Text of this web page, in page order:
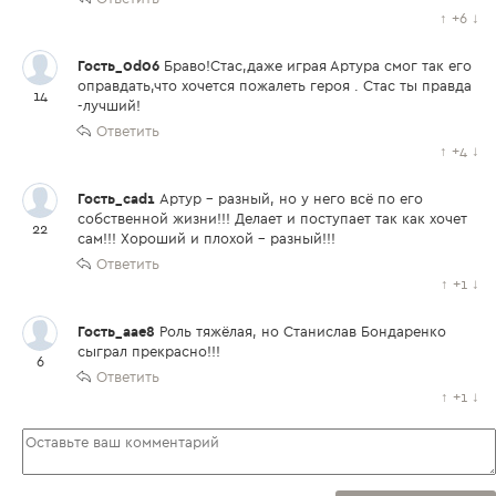
↑ +6 ↓
14
Гость_0d06 Браво!Стас,даже играя Артура смог так его
оправдать,что хочется пожалеть героя . Стас ты правда
-лучший!
Ответить
↑ +4 ↓
22
Гость_cad1 Артур - разный, но у него всё по его
собственной жизни!!! Делает и поступает так как хочет
сам!!! Хороший и плохой - разный!!!
Ответить
↑ +1 ↓
6
Гость_aae8 Роль тяжёлая, но Станислав Бондаренко
сыграл прекрасно!!!
Ответить
↑ +1 ↓